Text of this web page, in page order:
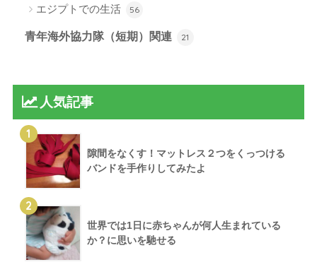
エジプトでの生活 56
青年海外協力隊（短期）関連 21
人気記事
1
隙間をなくす！マットレス２つをくっつける
バンドを手作りしてみたよ
2
世界では1日に赤ちゃんが何人生まれている
か？に思いを馳せる